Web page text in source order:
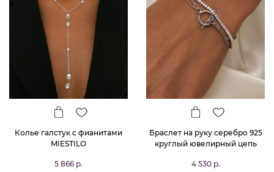
Колье галстук с фианитами
MIESTILO
5 866 р.
Браслет на руку серебро 925
круглый ювелирный цепь
4 530 р.